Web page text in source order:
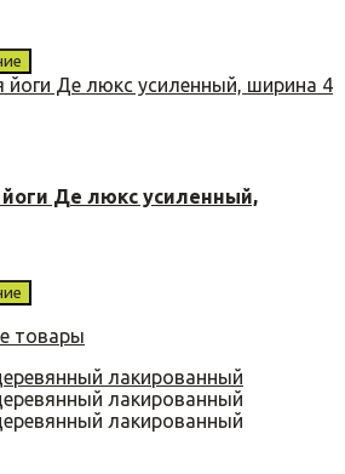
Де люкс усиленный,
товары